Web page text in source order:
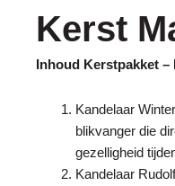
Kerst
Inhoud Kerstpakket –
Kandelaar
blikvanger die
gezelligheid
Kandelaar